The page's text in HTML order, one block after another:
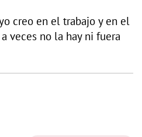
creo en el trabajo y en el
veces no la hay ni fuera